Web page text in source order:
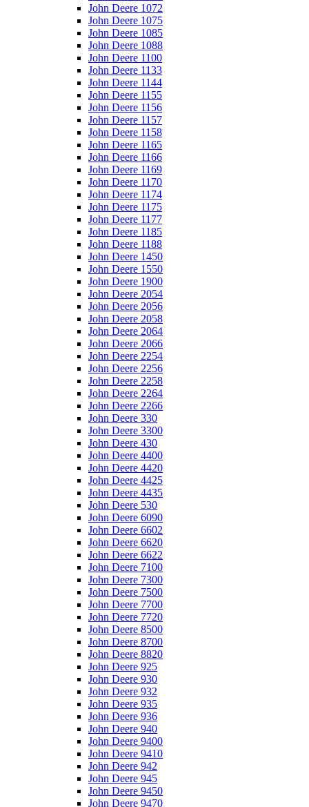
John Deere 1072
John Deere 1075
John Deere 1085
John Deere 1088
John Deere 1100
John Deere 1133
John Deere 1144
John Deere 1155
John Deere 1156
John Deere 1157
John Deere 1158
John Deere 1165
John Deere 1166
John Deere 1169
John Deere 1170
John Deere 1174
John Deere 1175
John Deere 1177
John Deere 1185
John Deere 1188
John Deere 1450
John Deere 1550
John Deere 1900
John Deere 2054
John Deere 2056
John Deere 2058
John Deere 2064
John Deere 2066
John Deere 2254
John Deere 2256
John Deere 2258
John Deere 2264
John Deere 2266
John Deere 330
John Deere 3300
John Deere 430
John Deere 4400
John Deere 4420
John Deere 4425
John Deere 4435
John Deere 530
John Deere 6090
John Deere 6602
John Deere 6620
John Deere 6622
John Deere 7100
John Deere 7300
John Deere 7500
John Deere 7700
John Deere 7720
John Deere 8500
John Deere 8700
John Deere 8820
John Deere 925
John Deere 930
John Deere 932
John Deere 935
John Deere 936
John Deere 940
John Deere 9400
John Deere 9410
John Deere 942
John Deere 945
John Deere 9450
John Deere 9470